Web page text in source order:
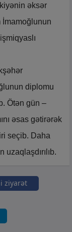
əksər
diplomu
Ötən gün –
əsas gətirərək
seçib. Daha
ziyarət